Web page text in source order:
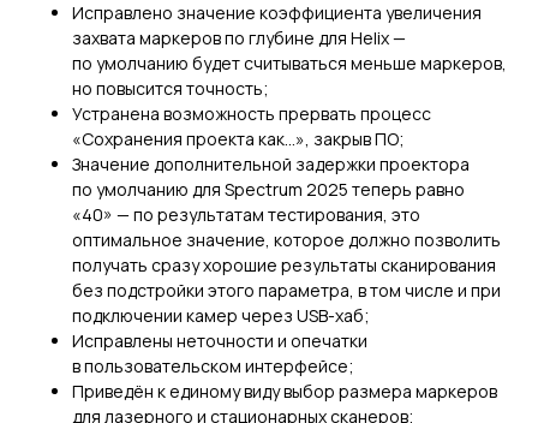
Исправлено значение коэффициента увеличения
захвата маркеров по глубине для Helix —
по умолчанию будет считываться меньше маркеров,
но повысится точность;
Устранена возможность прервать процесс
«Сохранения проекта как…», закрыв ПО;
Значение дополнительной задержки проектора
по умолчанию для Spectrum 2025 теперь равно
«40» — по результатам тестирования, это
оптимальное значение, которое должно позволить
получать сразу хорошие результаты сканирования
без подстройки этого параметра, в том числе и при
подключении камер через USB-хаб;
Исправлены неточности и опечатки
в пользовательском интерфейсе;
Приведён к единому виду выбор размера маркеров
для лазерного и стационарных сканеров;